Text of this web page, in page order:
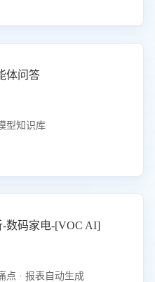
体问答
型知识库
数码家电-[VOC AI]
点 · 报表自动生成